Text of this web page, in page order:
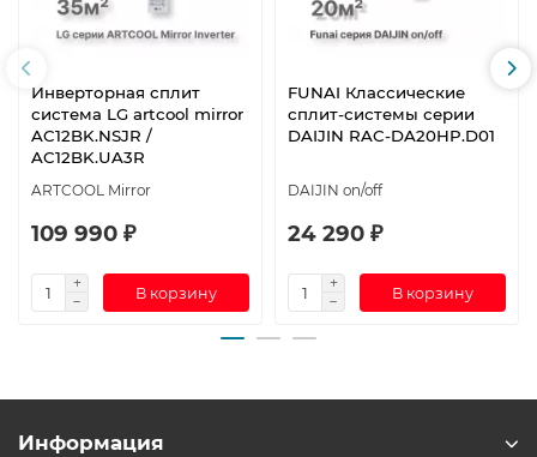
Инверторная сплит
система LG artcool mirror
AC12BK.NSJR /
AC12BK.UA3R
ARTCOOL Mirror
109 990 ₽
В корзину
FUNAI Классические
сплит-системы серии
DAIJIN RAC-DA20HP.D01
DAIJIN on/off
24 290 ₽
В корзину
Информация